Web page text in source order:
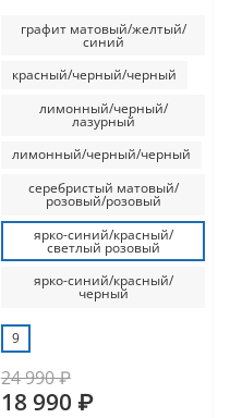
графит матовый/желтый/
синий
красный/черный/черный
лимонный/черный/
лазурный
лимонный/черный/черный
серебристый матовый/
розовый/розовый
ярко-синий/красный/
светлый розовый
ярко-синий/красный/
черный
9
24 990 ₽
18 990 ₽